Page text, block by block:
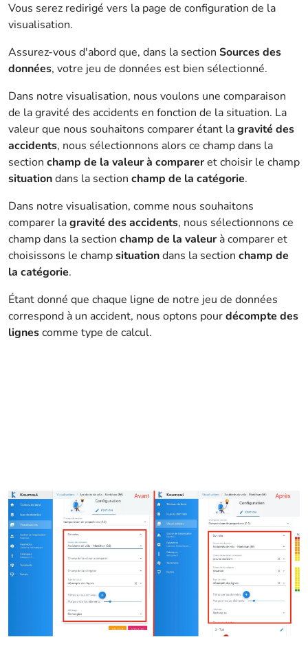
Vous serez redirigé vers la page de configuration de la
visualisation.
Assurez-vous d'abord que, dans la section Sources des
données, votre jeu de données est bien sélectionné.
Dans notre visualisation, nous voulons une comparaison
de la gravité des accidents en fonction de la situation. La
valeur que nous souhaitons comparer étant lagravité des
accidents, nous sélectionnons alors ce champ dans la
section champ de la valeur à compareret choisir le champ
situationdans la section champ de la catégorie.
Dans notre visualisation, comme nous souhaitons
comparer lagravité des accidents, nous sélectionnons ce
champ dans la section champ de la valeur à comparer et
choisissons le champsituationdans la section champ de
la catégorie.
Étant donné que chaque ligne de notre jeu de données
correspond à un accident, nous optons pourdécompte des
lignescomme type de calcul.